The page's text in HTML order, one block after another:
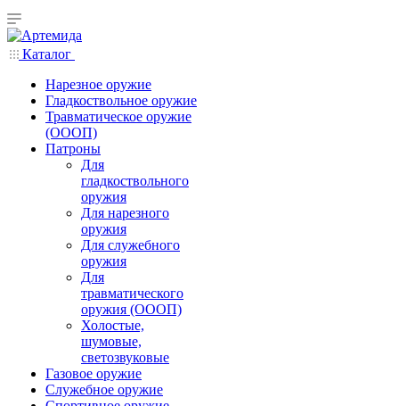
Каталог
Нарезное оружие
Гладкоствольное оружие
Травматическое оружие
(ОООП)
Патроны
Для
гладкоствольного
оружия
Для нарезного
оружия
Для служебного
оружия
Для
травматического
оружия (ОООП)
Холостые,
шумовые,
светозвуковые
Газовое оружие
Служебное оружие